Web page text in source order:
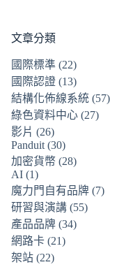
文章分類
國際標準 (22)
國際認證 (13)
結構化佈線系統 (57)
綠色資料中心 (27)
影片 (26)
Panduit (30)
加密貨幣 (28)
AI (1)
魔力門自有品牌 (7)
研習與演講 (55)
產品品牌 (34)
網路卡 (21)
架站 (22)